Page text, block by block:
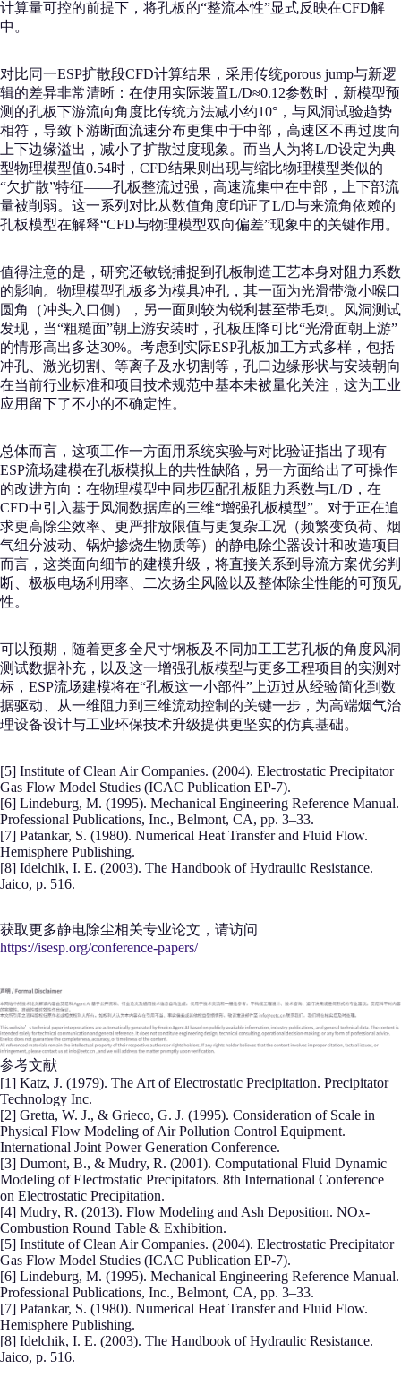
计算量可控的前提下，将孔板的“整流本性”显式反映在CFD解
中。
对比同一ESP扩散段CFD计算结果，采用传统porous jump与新逻
辑的差异非常清晰：在使用实际装置L/D≈0.12参数时，新模型预
测的孔板下游流向角度比传统方法减小约10°，与风洞试验趋势
相符，导致下游断面流速分布更集中于中部，高速区不再过度向
上下边缘溢出，减小了扩散过度现象。而当人为将L/D设定为典
型物理模型值0.54时，CFD结果则出现与缩比物理模型类似的
“欠扩散”特征——孔板整流过强，高速流集中在中部，上下部流
量被削弱。这一系列对比从数值角度印证了L/D与来流角依赖的
孔板模型在解释“CFD与物理模型双向偏差”现象中的关键作用。
值得注意的是，研究还敏锐捕捉到孔板制造工艺本身对阻力系数
的影响。物理模型孔板多为模具冲孔，其一面为光滑带微小喉口
圆角（冲头入口侧），另一面则较为锐利甚至带毛刺。风洞测试
发现，当“粗糙面”朝上游安装时，孔板压降可比“光滑面朝上游”
的情形高出多达30%。考虑到实际ESP孔板加工方式多样，包括
冲孔、激光切割、等离子及水切割等，孔口边缘形状与安装朝向
在当前行业标准和项目技术规范中基本未被量化关注，这为工业
应用留下了不小的不确定性。
总体而言，这项工作一方面用系统实验与对比验证指出了现有
ESP流场建模在孔板模拟上的共性缺陷，另一方面给出了可操作
的改进方向：在物理模型中同步匹配孔板阻力系数与L/D，在
CFD中引入基于风洞数据库的三维“增强孔板模型”。对于正在追
求更高除尘效率、更严排放限值与更复杂工况（频繁变负荷、烟
气组分波动、锅炉掺烧生物质等）的静电除尘器设计和改造项目
而言，这类面向细节的建模升级，将直接关系到导流方案优劣判
断、极板电场利用率、二次扬尘风险以及整体除尘性能的可预见
性。
可以预期，随着更多全尺寸钢板及不同加工工艺孔板的角度风洞
测试数据补充，以及这一增强孔板模型与更多工程项目的实测对
标，ESP流场建模将在“孔板这一小部件”上迈过从经验简化到数
据驱动、从一维阻力到三维流动控制的关键一步，为高端烟气治
理设备设计与工业环保技术升级提供更坚实的仿真基础。
[5] Institute of Clean Air Companies. (2004). Electrostatic Precipitator
Gas Flow Model Studies (ICAC Publication EP-7).
[6] Lindeburg, M. (1995). Mechanical Engineering Reference Manual.
Professional Publications, Inc., Belmont, CA, pp. 3–33.
[7] Patankar, S. (1980). Numerical Heat Transfer and Fluid Flow.
Hemisphere Publishing.
[8] Idelchik, I. E. (2003). The Handbook of Hydraulic Resistance.
Jaico, p. 516.
获取更多静电除尘相关专业论文，请访问
https://isesp.org/conference-papers/
参考文献
[1] Katz, J. (1979). The Art of Electrostatic Precipitation. Precipitator
Technology Inc.
[2] Gretta, W. J., & Grieco, G. J. (1995). Consideration of Scale in
Physical Flow Modeling of Air Pollution Control Equipment.
International Joint Power Generation Conference.
[3] Dumont, B., & Mudry, R. (2001). Computational Fluid Dynamic
Modeling of Electrostatic Precipitators. 8th International Conference
on Electrostatic Precipitation.
[4] Mudry, R. (2013). Flow Modeling and Ash Deposition. NOx-
Combustion Round Table & Exhibition.
[5] Institute of Clean Air Companies. (2004). Electrostatic Precipitator
Gas Flow Model Studies (ICAC Publication EP-7).
[6] Lindeburg, M. (1995). Mechanical Engineering Reference Manual.
Professional Publications, Inc., Belmont, CA, pp. 3–33.
[7] Patankar, S. (1980). Numerical Heat Transfer and Fluid Flow.
Hemisphere Publishing.
[8] Idelchik, I. E. (2003). The Handbook of Hydraulic Resistance.
Jaico, p. 516.